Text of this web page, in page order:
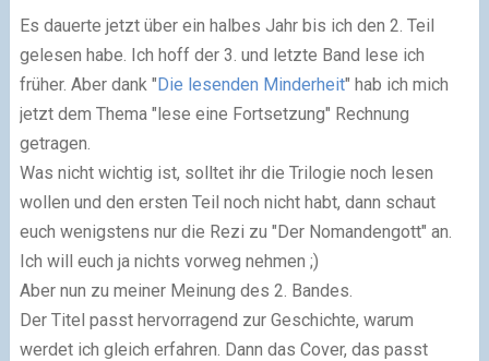
Es dauerte jetzt über ein halbes Jahr bis ich den 2. Teil
gelesen habe. Ich hoff der 3. und letzte Band lese ich
früher. Aber dank " Die lesenden Minderheit" hab ich mich
jetzt dem Thema "lese eine Fortsetzung" Rechnung
getragen.
Was nicht wichtig ist, solltet ihr die Trilogie noch lesen
wollen und den ersten Teil noch nicht habt, dann schaut
euch wenigstens nur die Rezi zu "Der Nomandengott" an.
Ich will euch ja nichts vorweg nehmen ;)
Aber nun zu meiner Meinung des 2. Bandes.
Der Titel passt hervorragend zur Geschichte, warum
werdet ich gleich erfahren. Dann das Cover, das passt